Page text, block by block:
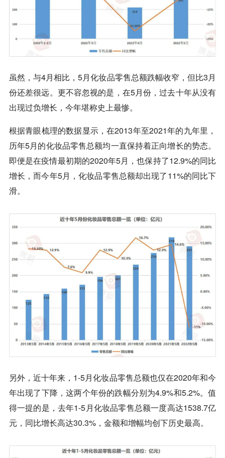
虽然，与4月相比，5月化妆品零售总额跌幅收窄，但比3月
份还差很远。更不容忽视的是，在5月份，过去十年从没有
出现过负增长，今年堪称史上最惨。
根据青眼梳理的数据显示，在2013年至2021年的九年里，
历年5月的化妆品零售总额均一直保持着正向增长的势态。
即便是在疫情最初期的2020年5月，也保持了12.9%的同比
增长，而今年5月，化妆品零售总额却出现了11%的同比下
滑。
另外，近十年来，1-5月化妆品零售总额也仅在2020年和今
年出现了下降，这两个年份的跌幅分别为4.9%和5.2%。值
得一提的是，去年1-5月化妆品零售总额一度高达1538.7亿
元，同比增长高达30.3%，金额和增幅均创下历史最高。